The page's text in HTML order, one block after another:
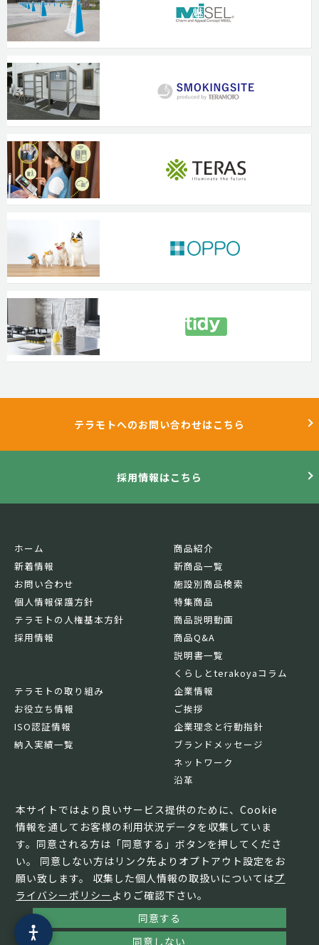
本サイトではより良いサービス提供のために、Cookie
情報を通してお客様の利用状況データを収集していま
す。同意される方は「同意する」ボタンを押してくださ
い。 同意しない方はリンク先よりオプトアウト設定をお
願い致します。 収集した個人情報の取扱いについてはプ
ライバシーポリシー よりご確認下さい。
同意する
同意しない
テラモトへのお問い合わせはこちら
採用情報はこちら
ホーム
新着情報
お問い合わせ
個人情報保護方針
テラモトの人権基本方針
採用情報
商品紹介
新商品一覧
施設別商品検索
特集商品
商品説明動画
商品Q&A
説明書一覧
くらしとterakoyaコラム
テラモトの取り組み
お役立ち情報
ISO認証情報
納入実績一覧
企業情報
ご挨拶
企業理念と行動指針
ブランドメッセージ
ネットワーク
沿革
© TERAMOTO All Rights Reserved.